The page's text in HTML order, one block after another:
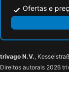
Ofertas e
trivago N.V.,
Direitos autorais 2026